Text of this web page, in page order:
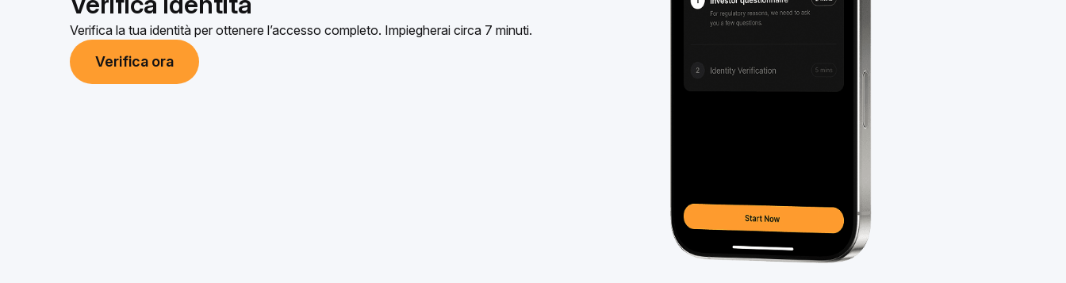
Verifica la tua identità per ottenere l’accesso completo. Impiegherai circa 7 minuti.
Verifica ora